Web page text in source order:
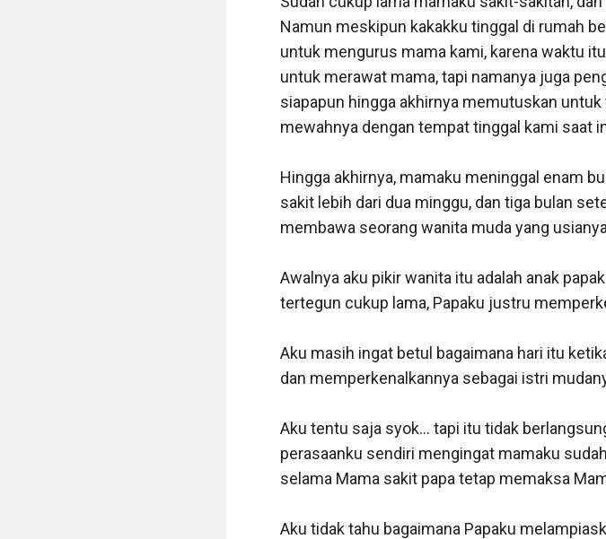
Namun meskipun kakakku tinggal di rumah
untuk mengurus mama kami, karena waktu
untuk merawat mama, tapi namanya juga
siapapun hingga akhirnya memutuskan
mewahnya dengan tempat tinggal kami saat
Hingga akhirnya, mamaku meninggal enam
sakit lebih dari dua minggu, dan tiga bulan
membawa seorang wanita muda yang
Awalnya aku pikir wanita itu adalah anak
tertegun cukup lama, Papaku justru
Aku masih ingat betul bagaimana hari itu
dan memperkenalkannya sebagai istri
Aku tentu saja syok... tapi itu tidak
perasaanku sendiri mengingat mamaku
selama Mama sakit papa tetap memaksa
Aku tidak tahu bagaimana Papaku